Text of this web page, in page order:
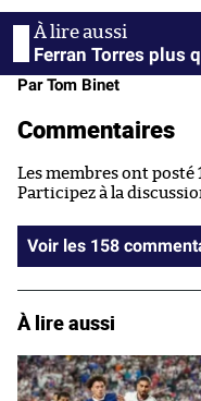
Ferran Torres plus
Par Tom Binet
Commentaires
Les membres ont posté
Participez à la
Voir les 158
À lire aussi